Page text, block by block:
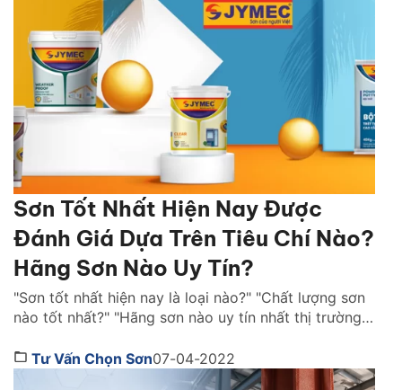
Sơn Tốt Nhất Hiện Nay Được
Đánh Giá Dựa Trên Tiêu Chí Nào?
Hãng Sơn Nào Uy Tín?
"Sơn tốt nhất hiện nay là loại nào?" "Chất lượng sơn
nào tốt nhất?" "Hãng sơn nào uy tín nhất thị trường
quan tâm. Cùng Sơn JYMEC tìm hiểu những lời
khuyên hữu ích qua bài viêt dưới đây nhé! Sơn tốt
Tư Vấn Chọn Sơn07-04-2022